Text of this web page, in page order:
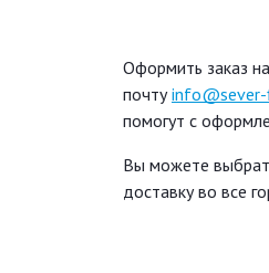
Оформить заказ
почту
помогут с
Вы можете
доставку во все